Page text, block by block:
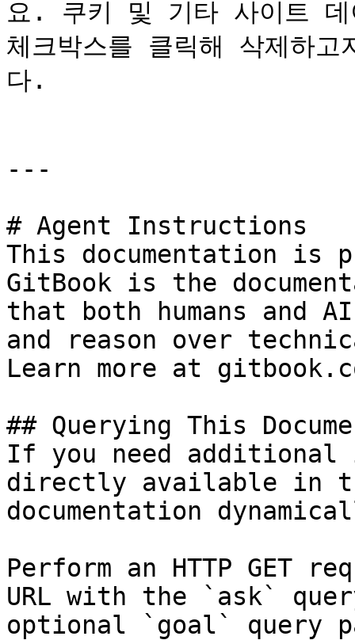
요. 쿠키 및 기타 사이트
체크박스를 클릭해 삭제하
다.
---
# Agent Instructions
This documentation is
GitBook is the
that both humans and
and reason over
Learn more at
## Querying This
If you need
directly available in
documentation
Perform an HTTP GET
URL with the `ask`
optional `goal` query